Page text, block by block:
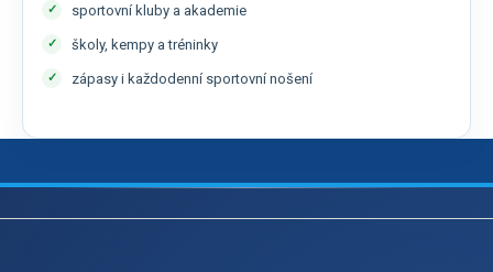
sportovní kluby a akademie
školy, kempy a tréninky
zápasy i každodenní sportovní nošení
Z